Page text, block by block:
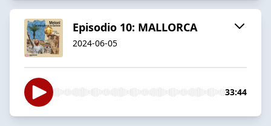
Episodio 10: MALLORCA
2024-06-05
33:44